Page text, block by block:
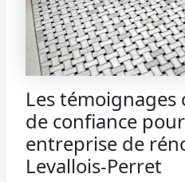
Les
de confiance
entreprise de
Levallois-Perret